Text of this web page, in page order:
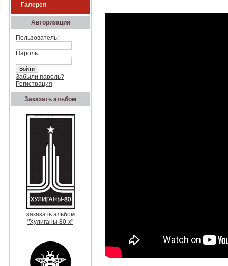
Галерея
Авторизация
Пользователь:
Пароль:
Забыли пароль?
Регистрация
Заказать альбом
заказать альбом
"Хулиганы 80-х"